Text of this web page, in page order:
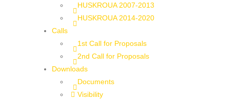
HUSKROUA 2007-2013
HUSKROUA 2014-2020
Calls
1st Call for Proposals
2nd Call for Proposals
Downloads
Documents
Visibility